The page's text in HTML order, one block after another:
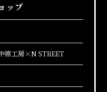
ップ
原工房×N STREET